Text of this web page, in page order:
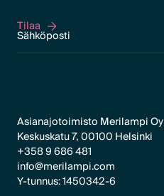
Tilaa
Tilaa
Asianajotoimisto Merilampi Oy
Keskuskatu 7, 00100 Helsinki
+358 9 686 481
info@merilampi.com
Y-tunnus: 1450342-6